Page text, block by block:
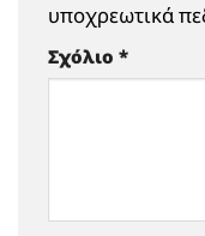
υποχρεωτικά
Σχόλιο *